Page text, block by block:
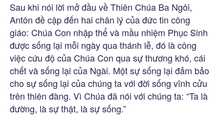
Sau khi nói lời mở đầu về Thiên Chúa Ba Ngôi,
Antôn đề cập đến hai chân lý của đức tin công
giáo: Chúa Con nhập thể và mầu nhiệm Phục Sinh
được sống lại mỗi ngày qua thánh lễ, đó là công
việc cứu độ của Chúa Con qua sự thương khó, cái
chết và sống lại của Ngài. Một sự sống lại đảm bảo
cho sự sống lại của chúng ta với đời sống vĩnh cửu
trên thiên đàng. Vì Chúa đã nói với chúng ta: “Ta là
đường, là sự thật, là sự sống.”